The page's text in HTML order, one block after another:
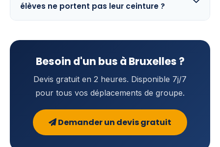
élèves ne portent pas leur ceinture ?
Besoin d'un bus à Bruxelles ?
Devis gratuit en 2 heures. Disponible 7j/7
pour tous vos déplacements de groupe.
Demander un devis gratuit